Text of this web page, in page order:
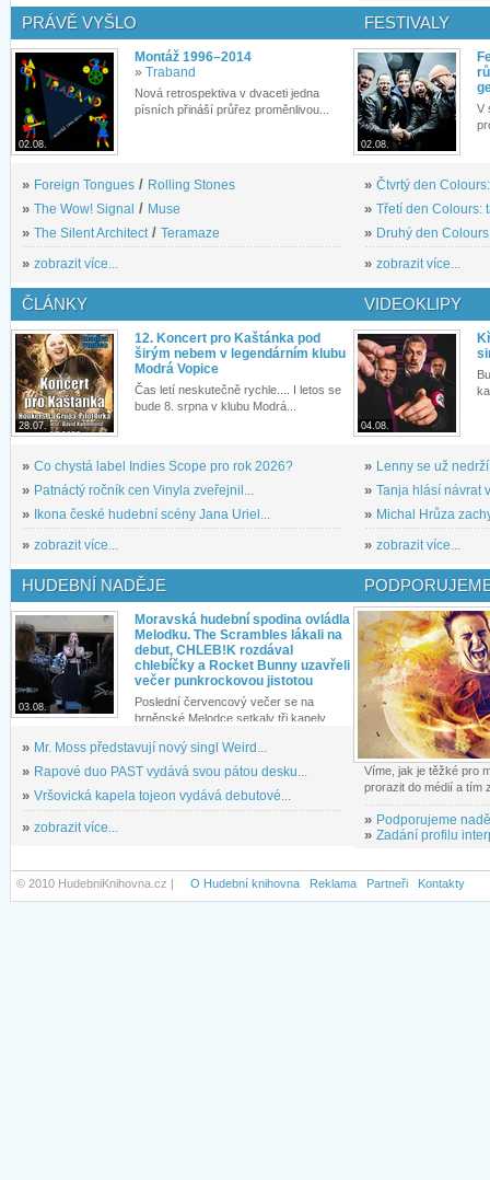
PRÁVĚ VYŠLO
02.08.
Montáž 1996–2014
» Traband
Nová retrospektiva v dvaceti jedna
písních přináší průřez proměnlivou...
» Foreign Tongues / Rolling Stones
» The Wow! Signal / Muse
» The Silent Architect / Teramaze
» zobrazit více...
FESTIVALY
02.08.
V
» Čtvrtý den
» Třetí den Colours:
» Druhý den
» zobrazit více...
ČLÁNKY
28.07.
12. Koncert pro Kaštánka pod
širým nebem v legendárním klubu
Modrá Vopice
Čas letí neskutečně rychle.... I letos se
bude 8. srpna v klubu Modrá...
» Co chystá label Indies Scope pro rok 2026?
» Patnáctý ročník cen Vinyla zveřejnil...
»
Ikona české hudební scény Jana Uriel...
» zobrazit více...
VIDEOKLIPY
04.08.
» Lenny se už
» Tanja hlásí návrat
» Michal Hrůza
» zobrazit více...
HUDEBNÍ NADĚJE
03.08.
Moravská hudební spodina ovládla
Melodku. The Scrambles lákali na
debut, CHLEB!K rozdával
chlebíčky a Rocket Bunny uzavřeli
večer punkrockovou jistotou
Poslední červencový večer se na
brněnské Melodce setkaly tři kapely...
» Mr. Moss představují nový singl Weird...
» Rapové duo PAST vydává svou pátou desku...
» Vršovická kapela tojeon vydává debutové...
» zobrazit více...
Víme, jak je těžké pro
prorazit do médií a tím
» Podporujeme
» Zadání profilu
© 2010 HudebniKnihovna.cz | O Hudební knihovna Reklama Partneři Kontakty